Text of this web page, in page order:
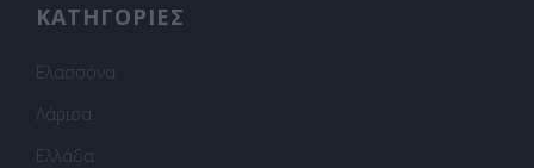
ΚΑΤΗΓΟΡΙΕΣ
Ελασσόνα
Λάρισα
Ελλάδα